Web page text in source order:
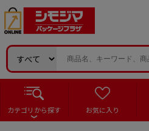
カテゴリから探す お気に入り